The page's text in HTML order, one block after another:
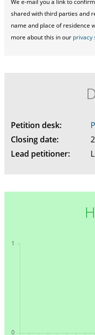
We e-mail you a link to
shared with third parties and
name and place of residence
more about this in our privacy
Petition desk:
Closing date:
Lead petitioner: